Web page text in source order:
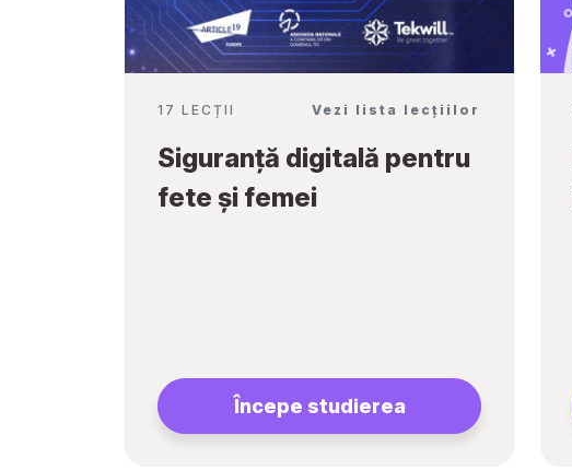
17 LECȚII Vezi lista lecțiilor
Siguranță digitală pentru
fete și femei
Începe studierea